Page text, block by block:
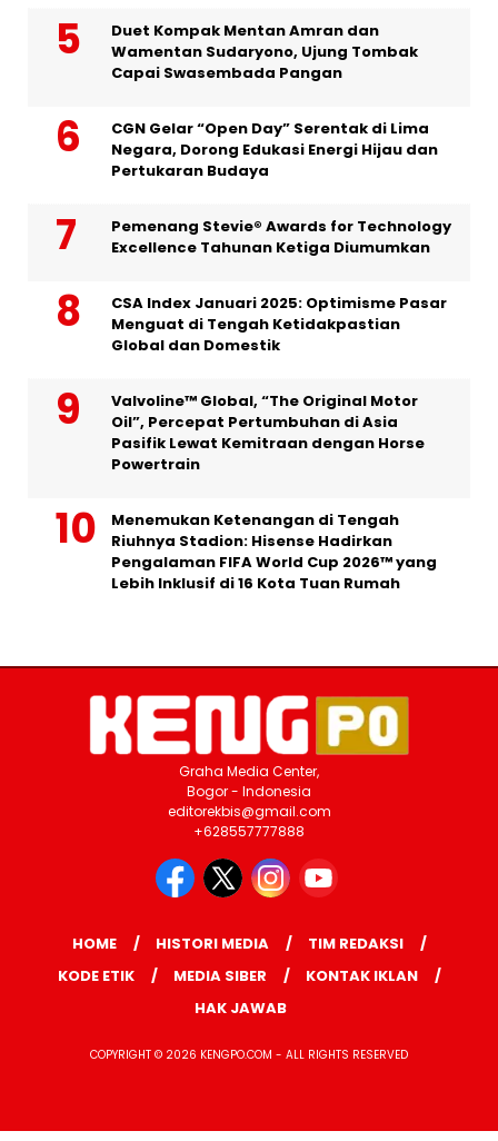
Duet Kompak Mentan Amran dan
Wamentan Sudaryono, Ujung Tombak
Capai Swasembada Pangan
CGN Gelar “Open Day” Serentak di Lima
Negara, Dorong Edukasi Energi Hijau dan
Pertukaran Budaya
Pemenang Stevie® Awards for Technology
Excellence Tahunan Ketiga Diumumkan
CSA Index Januari 2025: Optimisme Pasar
Menguat di Tengah Ketidakpastian
Global dan Domestik
Valvoline™ Global, “The Original Motor
Oil”, Percepat Pertumbuhan di Asia
Pasifik Lewat Kemitraan dengan Horse
Powertrain
Menemukan Ketenangan di Tengah
Riuhnya Stadion: Hisense Hadirkan
Pengalaman FIFA World Cup 2026™ yang
Lebih Inklusif di 16 Kota Tuan Rumah
Graha Media Center,
Bogor - Indonesia
editorekbis@gmail.com
+628557777888
HOME HISTORI MEDIA
TIM REDAKSI
KODE ETIK
MEDIA SIBER
KONTAK IKLAN
HAK JAWAB
COPYRIGHT © 2026 KENGPO.COM - ALL RIGHTS RESERVED